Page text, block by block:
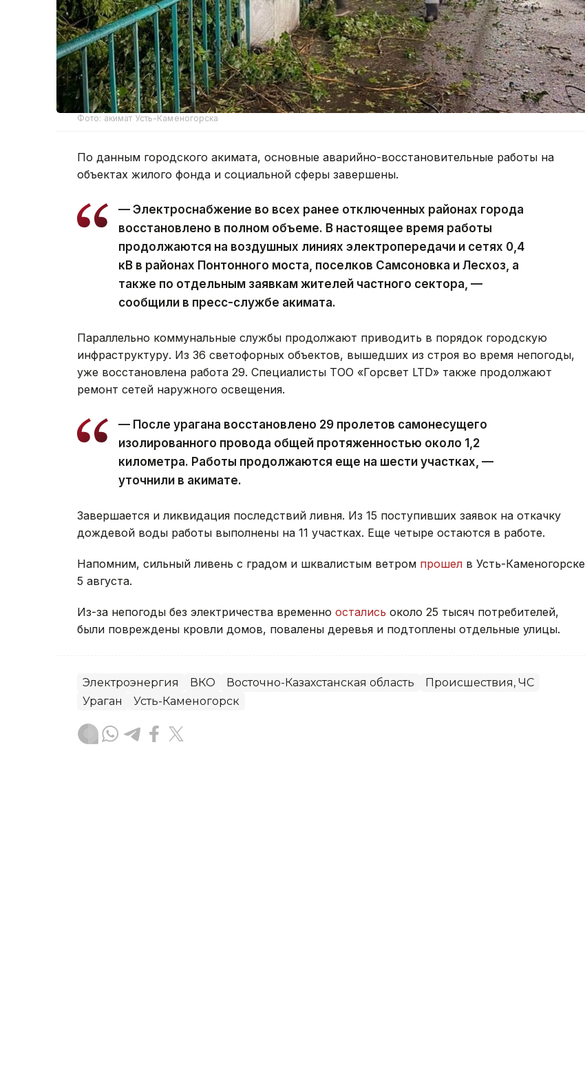
Фото: акимат Усть-Каменогорска
По данным городского акимата, основные аварийно-восстановительные работы на
объектах жилого фонда и социальной сферы завершены.
— Электроснабжение во всех ранее отключенных районах города
восстановлено в полном объеме. В настоящее время работы
продолжаются на воздушных линиях электропередачи и сетях 0,4
кВ в районах Понтонного моста, поселков Самсоновка и Лесхоз, а
также по отдельным заявкам жителей частного сектора, —
сообщили в пресс-службе акимата.
Параллельно коммунальные службы продолжают приводить в порядок городскую
инфраструктуру. Из 36 светофорных объектов, вышедших из строя во время непогоды,
уже восстановлена работа 29. Специалисты ТОО «Горсвет LTD» также продолжают
ремонт сетей наружного освещения.
— После урагана восстановлено 29 пролетов самонесущего
изолированного провода общей протяженностью около 1,2
километра. Работы продолжаются еще на шести участках, —
уточнили в акимате.
Завершается и ликвидация последствий ливня. Из 15 поступивших заявок на откачку
дождевой воды работы выполнены на 11 участках. Еще четыре остаются в работе.
Напомним, сильный ливень с градом и шквалистым ветром прошел в Усть-Каменогорске
5 августа.
Из-за непогоды без электричества временно остались около 25 тысяч потребителей,
были повреждены кровли домов, повалены деревья и подтоплены отдельные улицы.
Электроэнергия ВКО Восточно-Казахстанская область
Происшествия, ЧС
Ураган
Усть-Каменогорск